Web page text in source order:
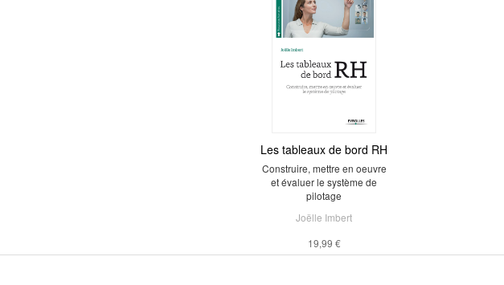
Les tableaux de bord RH
Construire, mettre en oeuvre
et évaluer le système de
pilotage
Joëlle Imbert
19,99 €